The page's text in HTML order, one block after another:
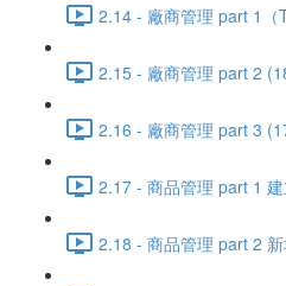
2.14 - 廠商管理 part 1（
2.15 - 廠商管理 part 2
2.16 - 廠商管理 part 3
2.17 - 商品管理 part 1
2.18 - 商品管理 part 2